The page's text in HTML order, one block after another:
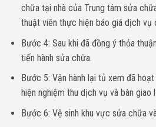
chữa tại nhà của Trung tâm sửa
thuật viên thực hiện báo giá dịch vụ
Bước 4: Sau khi đã đồng ý thỏa
tiến hành sửa chữa.
Bước 5: Vận hành lại tủ xem đã
hiện nghiệm thu dịch vụ và bàn
Bước 6: Vệ sinh khu vực sửa chữa